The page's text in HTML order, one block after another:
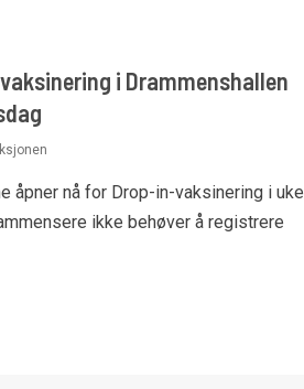
i Drammenshallen
åpner nå for Drop-in-vaksinering i uke
ikke behøver å registrere